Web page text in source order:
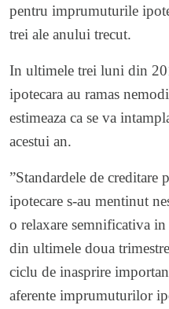
pentru imprumuturile
trei ale anului trecut.
In ultimele trei luni din
ipotecara au ramas
estimeaza ca se va
acestui an.
”Standardele de
ipotecare s-au mentinut
o relaxare semnificativa
din ultimele doua
ciclu de inasprire
aferente imprumuturilor